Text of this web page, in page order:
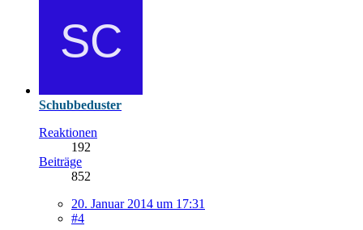
Schubbeduster
Reaktionen
192
Beiträge
852
20. Januar 2014 um 17:31
#4